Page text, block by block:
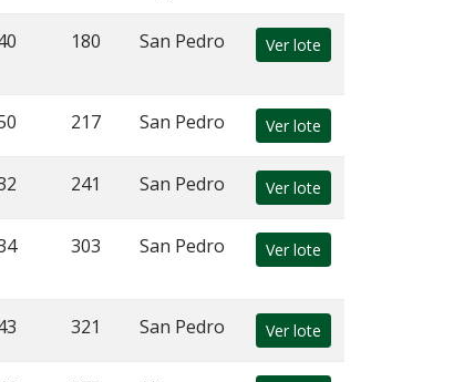
180 San Pedro Ver lote
217 San Pedro Ver lote
241 San Pedro Ver lote
303 San Pedro Ver lote
321 San Pedro Ver lote